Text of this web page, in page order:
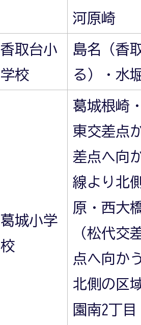
河原崎
香取台小
学校
島名（香
る）・水
葛城小学
校
葛城根崎
東交差点
差点へ向
線より北
原・西大
（松代交
点へ向か
北側の区
園南2丁